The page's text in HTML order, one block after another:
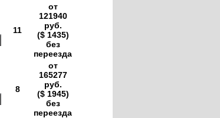
11
от
121940
руб.
($ 1435)
без
переезда
8
от
165277
руб.
($ 1945)
без
переезда